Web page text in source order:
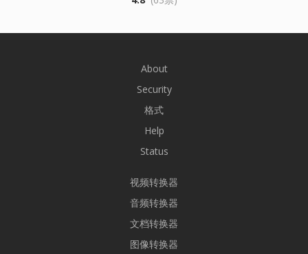
About
Security
格式
Help
Status
视频转换器
音频转换器
文档转换器
图像转换器